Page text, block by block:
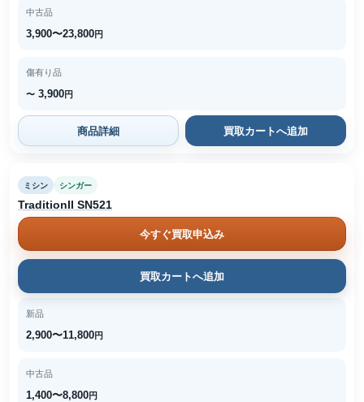
中古品
3,900〜23,800円
傷有り品
〜 3,900円
商品詳細 買取カートへ追加
ミシン シンガー
TraditionII SN521
今すぐ買取申込み
買取カートへ追加
新品
2,900〜11,800円
中古品
1,400〜8,800円